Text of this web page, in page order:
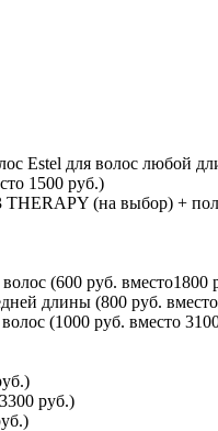
Estel для волос любой
1500 руб.)
(на выбор) +
(600 руб. вместо1800
длины (800 руб.
(1000 руб. вместо
руб.)